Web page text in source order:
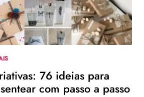
76 ideias para
com passo a passo